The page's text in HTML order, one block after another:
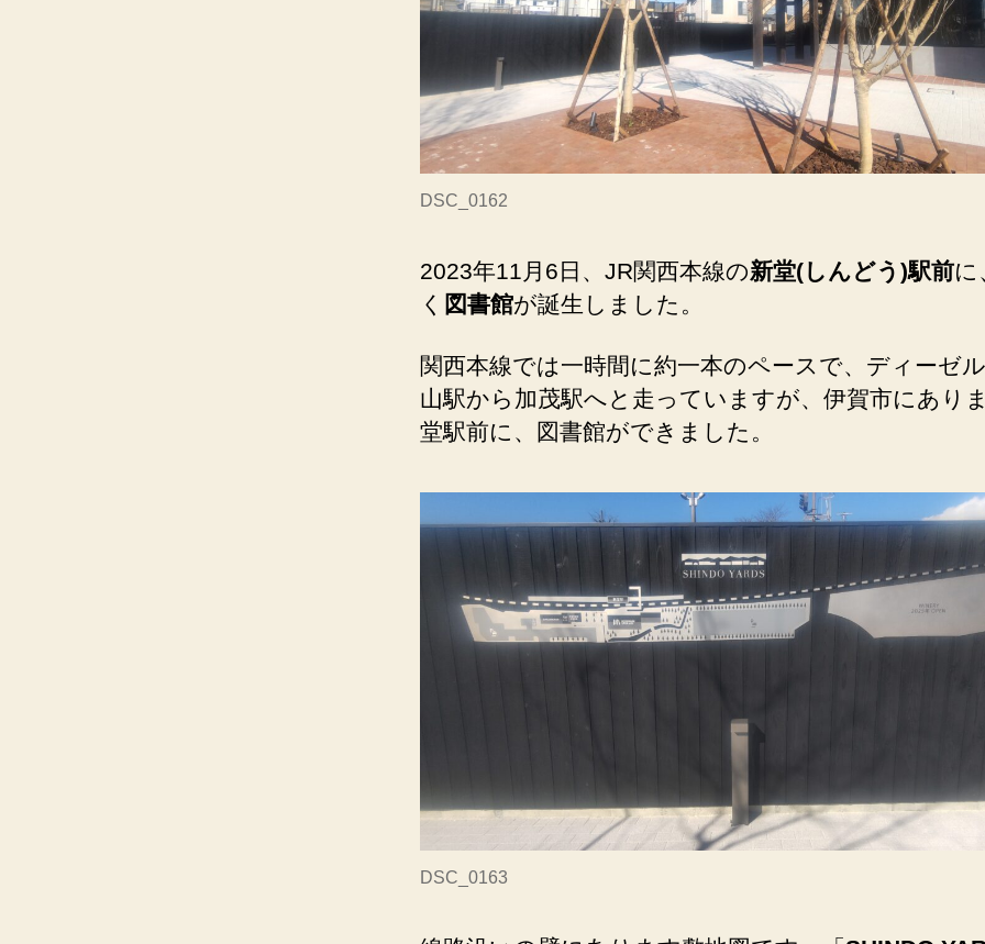
が
誕
生！
2
万
冊
の
つ
ろ
の
カ
フ
ェ
DSC_0162
2023年11月6日、JR関西本線の新堂(しんどう)駅前に
く 図書館が誕生しました。
関西本線では一時間に約一本のペースで、ディーゼ
山駅から加茂駅へと走っていますが、伊賀市にあり
堂駅前に、図書館ができました。
DSC_0163